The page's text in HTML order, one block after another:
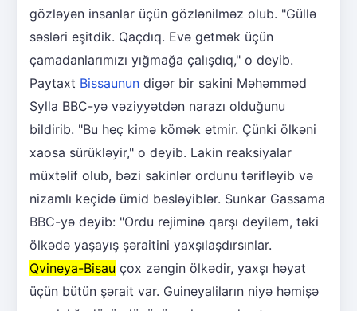
gözləyən insanlar üçün gözlənilməz olub. "Güllə
səsləri eşitdik. Qaçdıq. Evə getmək üçün
çamadanlarımızı yığmağa çalışdıq," o deyib.
Paytaxt Bissaunun digər bir sakini Məhəmməd
Sylla BBC-yə vəziyyətdən narazı olduğunu
bildirib. "Bu heç kimə kömək etmir. Çünki ölkəni
xaosa sürükləyir," o deyib. Lakin reaksiyalar
müxtəlif olub, bəzi sakinlər ordunu tərifləyib və
nizamlı keçidə ümid bəsləyiblər. Sunkar Gassama
BBC-yə deyib: "Ordu rejiminə qarşı deyiləm, təki
ölkədə yaşayış şəraitini yaxşılaşdırsınlar.
Qvineya-Bisau çox zəngin ölkədir, yaxşı həyat
üçün bütün şərait var. Guineyaliların niyə həmişə